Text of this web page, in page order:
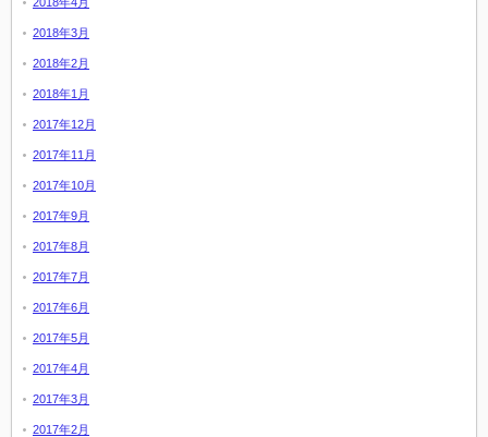
2018年3月
2018年2月
2018年1月
2017年12月
2017年11月
2017年10月
2017年9月
2017年8月
2017年7月
2017年6月
2017年5月
2017年4月
2017年3月
2017年2月